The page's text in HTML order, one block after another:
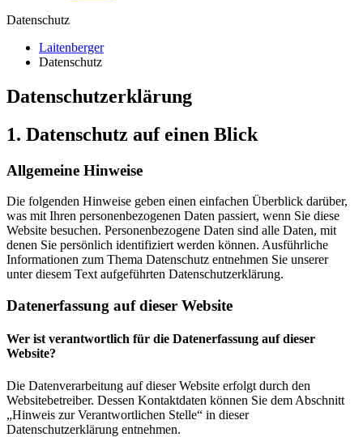
Datenschutz
Laitenberger
Datenschutz
Datenschutz­erklärung
1. Datenschutz auf einen Blick
Allgemeine Hinweise
Die folgenden Hinweise geben einen einfachen Überblick darüber,
was mit Ihren personenbezogenen Daten passiert, wenn Sie diese
Website besuchen. Personenbezogene Daten sind alle Daten, mit
denen Sie persönlich identifiziert werden können. Ausführliche
Informationen zum Thema Datenschutz entnehmen Sie unserer
unter diesem Text aufgeführten Datenschutzerklärung.
Datenerfassung auf dieser Website
Wer ist verantwortlich für die Datenerfassung auf dieser
Website?
Die Datenverarbeitung auf dieser Website erfolgt durch den
Websitebetreiber. Dessen Kontaktdaten können Sie dem Abschnitt
„Hinweis zur Verantwortlichen Stelle“ in dieser
Datenschutzerklärung entnehmen.